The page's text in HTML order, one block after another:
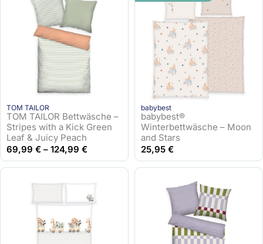
TOM TAILOR
TOM TAILOR Bettwäsche –
Stripes with a Kick Green
Leaf & Juicy Peach
69,99 € – 124,99 €
babybest
babybest®
Winterbettwäsche – Moon
and Stars
25,95 €